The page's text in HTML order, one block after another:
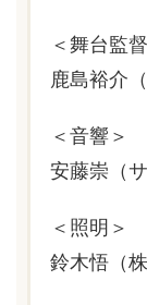
＜舞台監
鹿島裕介
＜音響＞
安藤崇（
＜照明＞
鈴木悟（